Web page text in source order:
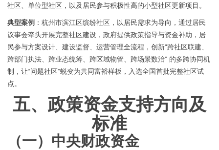
社区、单位型社区，以及居民参与积极性高的小型社区更新项目。
典型案例 ：杭州市滨江区缤纷社区 ，以居民需求为导向，通过居民
议事会牵头开展完整社区建设，政府提供政策指导与资金补助，居
民参与方案设计、建设监督、运营管理全流程，创新“跨社区联建、
跨部门执法、跨业态统筹、跨区域物管、跨场景数治” 的多跨协同机
制，让“问题社区”蜕变为共同富裕样板，入选全国首批完整社区试
点。
五、 政策资金支持方向及
标准
（一） 中央财政资金